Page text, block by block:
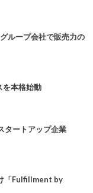
ループ会社で販売力の
を本格始動
タートアップ企業
「Fulfillment by